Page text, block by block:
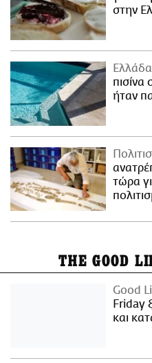
στην
Ελλάδα
πισίνα
ήταν
τώρα
THE GOOD
Good
Friday
και